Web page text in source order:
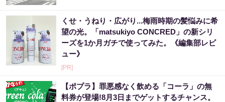
くせ・うねり・広がり...梅雨時期の髪悩みに希
望の光。「matsukiyo CONCRED」の新シリ
ーズを1か月ガチで使ってみた。《編集部レビ
ュー》
[PR]
【ポプラ】罪悪感なく飲める「コーラ」の無
料券が登場!8月3日までゲットするチャンス。